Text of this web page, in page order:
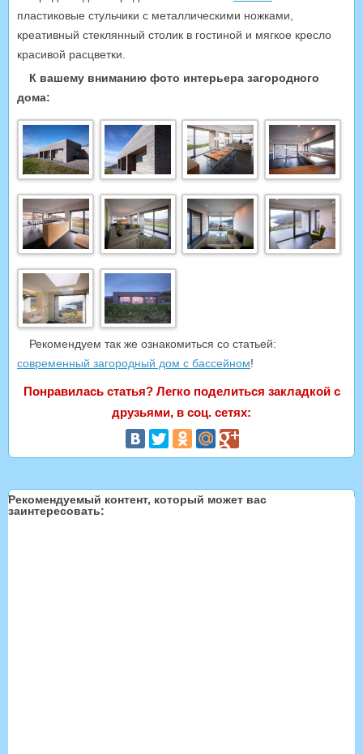
пластиковые стульчики с металлическими ножками,
креативный стеклянный столик в гостиной и мягкое кресло
красивой расцветки.
К вашему вниманию фото интерьера загородного
дома:
Рекомендуем так же ознакомиться со статьей:
современный загородный дом с бассейном!
Понравилась статья? Легко поделиться закладкой с
друзьями, в соц. сетях:
Рекомендуемый контент, который может вас
заинтересовать: